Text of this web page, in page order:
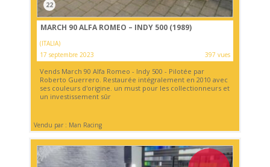
22
MARCH 90 ALFA ROMEO – INDY 500 (1989)
(ITALIA)
17 septembre 2023
397 vues
Vends March 90 Alfa Romeo - Indy 500 - Pilotée par
Roberto Guerrero. Restaurée intégralement en 2010 avec
ses couleurs d'origine. un must pour les collectionneurs et
un investissement sûr
Vendu par : Man Racing